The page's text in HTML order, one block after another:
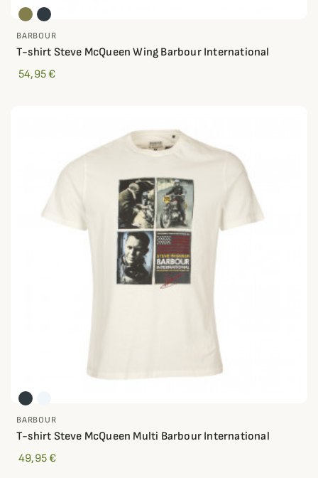
BARBOUR
T-shirt Steve McQueen Wing Barbour International
54,95 €
BARBOUR
T-shirt Steve McQueen Multi Barbour International
49,95 €